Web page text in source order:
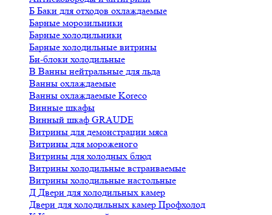
Б Баки для отходов охлаждаемые
Барные морозильники
Барные холодильники
Барные холодильные витрины
Би-блоки холодильные
В Ванны нейтральные для льда
Ванны охлаждаемые
Ванны охлаждаемые Koreco
Винные шкафы
Винный шкаф GRAUDE
Витрины для демонстрации мяса
Витрины для мороженого
Витрины для холодных блюд
Витрины холодильные встраиваемые
Витрины холодильные настольные
Д Двери для холодильных камер
Двери для холодильных камер Профхолод